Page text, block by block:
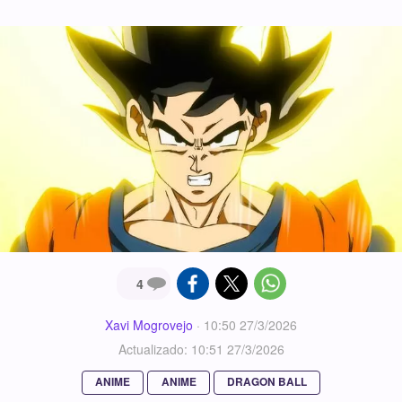
4
Xavi Mogrovejo · 10:50 27/3/2026
Actualizado: 10:51 27/3/2026
ANIME ANIME DRAGON BALL